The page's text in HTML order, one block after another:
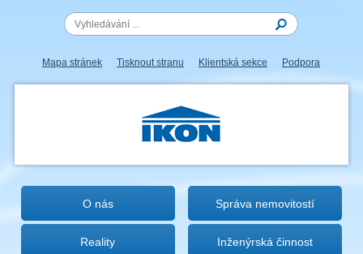
Mapa stránek Tisknout stranu Klientská sekce Podpora
IKON.CZ
O nás Správa nemovitostí
Reality Inženýrská činnost